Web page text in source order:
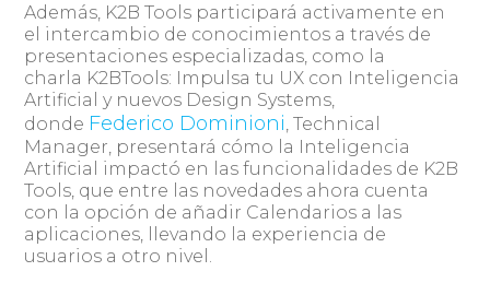
Además, K2B Tools participará activamente en
el intercambio de conocimientos a través de
presentaciones especializadas, como la
charla K2BTools: Impulsa tu UX con Inteligencia
Artificial y nuevos Design Systems,
donde Federico Dominioni , Technical
Manager, presentará cómo la Inteligencia
Artificial impactó en las funcionalidades de K2B
Tools, que entre las novedades ahora cuenta
con la opción de añadir Calendarios a las
aplicaciones, llevando la experiencia de
usuarios a otro nivel.